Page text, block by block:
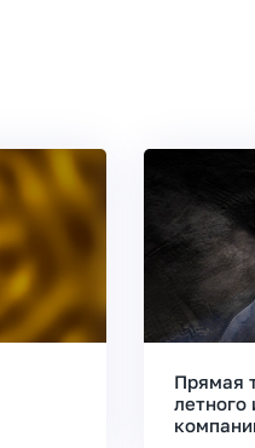
Прямая
летного